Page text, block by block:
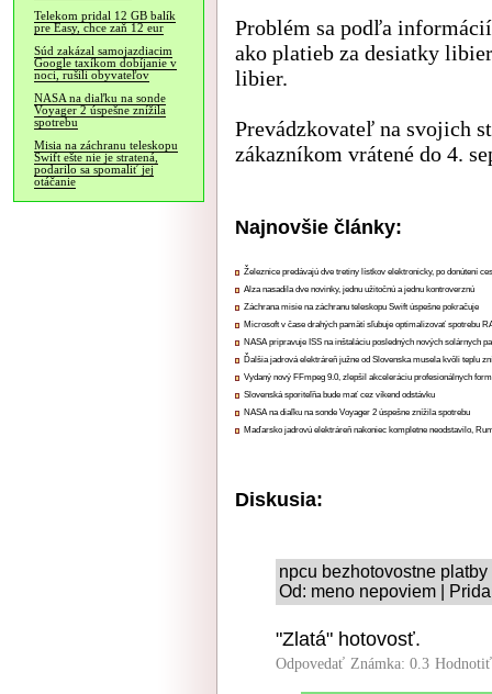
Telekom pridal 12 GB balík
pre Easy, chce zaň 12 eur
Súd zakázal samojazdiacim
Google taxíkom dobíjanie v
noci, rušili obyvateľov
NASA na diaľku na sonde
Voyager 2 úspešne znížila
spotrebu
Misia na záchranu teleskopu
Swift ešte nie je stratená,
podarilo sa spomaliť jej
otáčanie
Problém sa podľa
ako platieb za desiatky
libier.
Prevádzkovateľ na svojich
zákazníkom vrátené do 4.
Najnovšie články:
Železnice predávajú dve tretiny lístkov elektronicky, po donútení
Alza nasadila dve novinky, jednu užitočnú a jednu kontroverznú
Záchrana misie na záchranu teleskopu Swift úspešne pokračuje
Microsoft v čase drahých pamätí sľubuje optimalizovať spotrebu
NASA pripravuje ISS na inštaláciu posledných nových solárnych
Ďalšia jadrová elektráreň južne od Slovenska musela kvôli teplu
Vydaný nový FFmpeg 9.0, zlepšil akceleráciu profesionálnych
Slovenská sporiteľňa bude mať cez víkend odstávku
NASA na diaľku na sonde Voyager 2 úspešne znížila spotrebu
Maďarsko jadrovú elektráreň nakoniec kompletne neodstavilo,
Diskusia:
npcu bezhotovostne platby
Od: meno nepoviem |
"Zlatá" hotovosť.
Odpovedať Známka: 0.3